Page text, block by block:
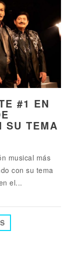
#1 EN
SU TEMA
musical más
con su tema
el...